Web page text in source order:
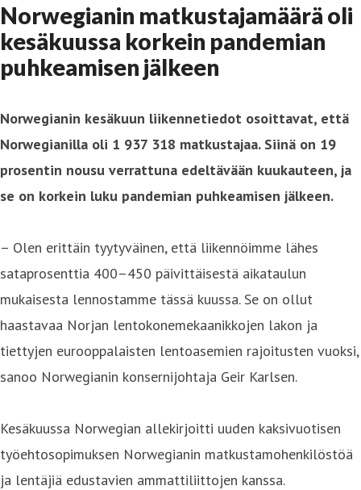
Norwegianin matkustajamäärä oli
kesäkuussa korkein pandemian
puhkeamisen jälkeen
Norwegianin kesäkuun liikennetiedot osoittavat, että
Norwegianilla oli 1 937 318 matkustajaa. Siinä on 19
prosentin nousu verrattuna edeltävään kuukauteen, ja
se on korkein luku pandemian puhkeamisen jälkeen.
– Olen erittäin tyytyväinen, että liikennöimme lähes
sataprosenttia 400–450 päivittäisestä aikataulun
mukaisesta lennostamme tässä kuussa. Se on ollut
haastavaa Norjan lentokonemekaanikkojen lakon ja
tiettyjen eurooppalaisten lentoasemien rajoitusten vuoksi,
sanoo Norwegianin konsernijohtaja Geir Karlsen.
Kesäkuussa Norwegian allekirjoitti uuden kaksivuotisen
työehtosopimuksen Norwegianin matkustamohenkilöstöä
ja lentäjiä edustavien ammattiliittojen kanssa.